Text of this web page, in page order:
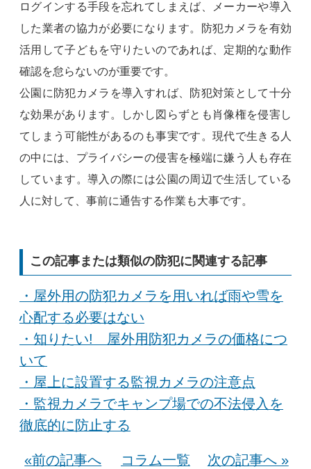
ログインする手段を忘れてしまえば、メーカーや導入
した業者の協力が必要になります。防犯カメラを有効
活用して子どもを守りたいのであれば、定期的な動作
確認を怠らないのが重要です。
公園に防犯カメラを導入すれば、防犯対策として十分
な効果があります。しかし図らずとも肖像権を侵害し
てしまう可能性があるのも事実です。現代で生きる人
の中には、プライバシーの侵害を極端に嫌う人も存在
しています。導入の際には公園の周辺で生活している
人に対して、事前に通告する作業も大事です。
この記事または類似の防犯に関連する記事
・屋外用の防犯カメラを用いれば雨や雪を
心配する必要はない
・知りたい! 屋外用防犯カメラの価格につ
いて
・屋上に設置する監視カメラの注意点
・監視カメラでキャンプ場での不法侵入を
徹底的に防止する
«前の記事へ コラム一覧 次の記事へ »